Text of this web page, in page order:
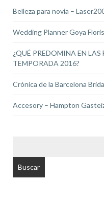
Belleza para novia –
Wedding Planner Goya
¿QUÉ PREDOMINA EN
TEMPORADA 2016?
Crónica de la Barcelona
Accesory – Hampton